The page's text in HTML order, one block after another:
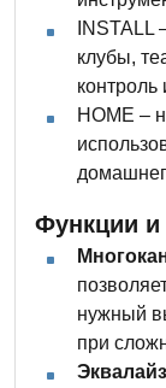
INSTALL
клубы,
HOME –
Функции и
нужный
при